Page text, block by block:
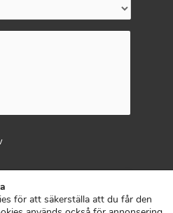
för att säkerställa att du får den